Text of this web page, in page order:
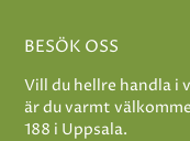
BESÖK OSS
Vill du hellre handla i
är du varmt
188 i Uppsala.